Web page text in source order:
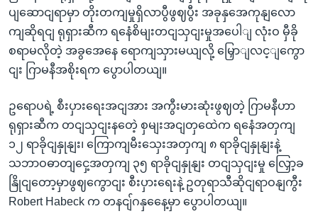
ပျဆောငျရာမှာ တိုးတကျမှုရှိလာပွီဖွဈပွီး အခုနှအေကုနျလော
ကျဆိုရငျ ရုရှားဆီက ရနေံစိမျးတငျသှငျးမှုအပေါျ လုံးဝ မှီခို
စရာမလိုတဲ့ အခွအေနေ ရောကျသှားမယျလို့ မြှောျလင့ျကွော
ငျး ဂြာမနီအစိုးရက ပွောပါတယျ။
ဥရောပရဲ့ စီးပှားရေးအငျအား အကွီးမားဆုံးဖွဈတဲ့ ဂြာမနီဟာ
ရုရှားဆီက တငျသှငျးနတေဲ့ စှမျးအငျတှထေဲက ရနေံအတှကျ
၁၂ ရာခိုငျနှုနျး၊ ကြောကျမီးသှေးအတှကျ ၈ ရာခိုငျနှုနျးနဲ့
သဘာဝဓာတျငှေ့အတှကျ ၃၅ ရာခိုငျနှုနျး တငျသှငျးမှု လြှော့ခ
နြိုငျတော့မှာဖွဈကွောငျး စီးပှားရေးနဲ့ ဥတုရာသီဆိုငျရာဝနျကွီး
Robert Habeck က တနငျ်ဂနှနေေ့မှာ ပွောပါတယျ။